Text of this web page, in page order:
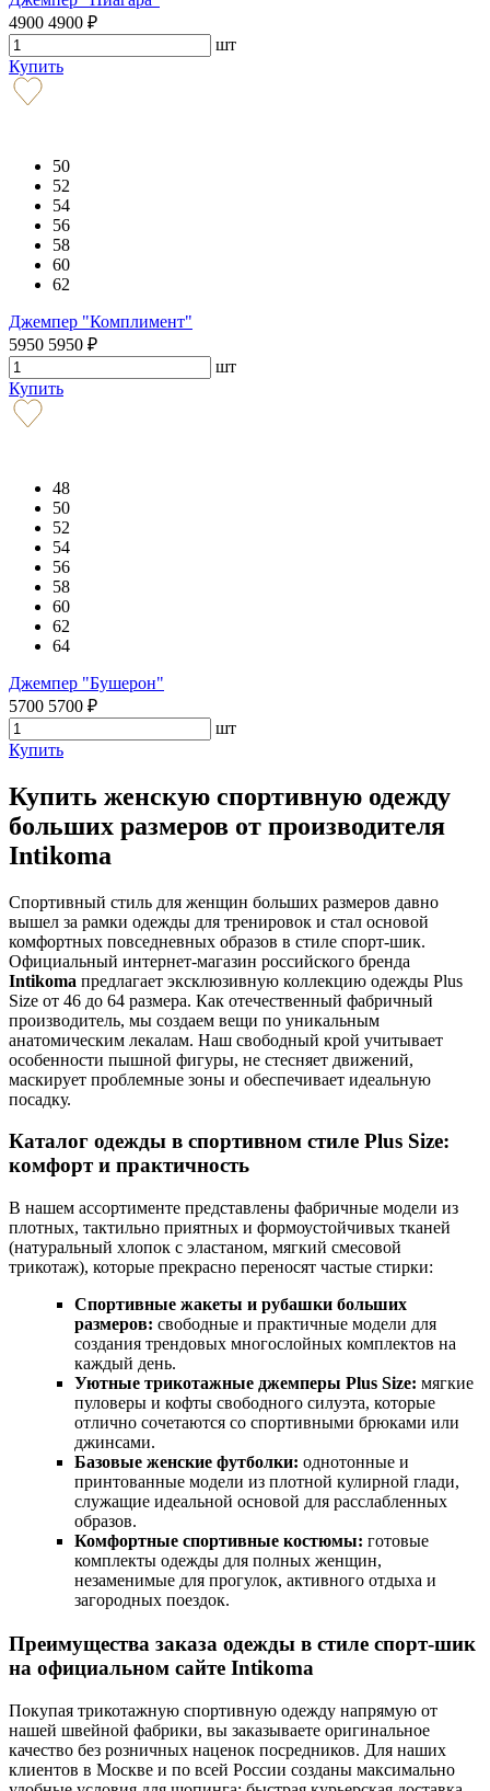
4900 4900 ₽
шт
Купить
50
52
54
56
58
60
62
Джемпер "Комплимент"
5950 5950 ₽
шт
Купить
48
50
52
54
56
58
60
62
64
Джемпер "Бушерон"
5700 5700 ₽
шт
Купить
Купить женскую спортивную одежду
больших размеров от производителя
Intikoma
Спортивный стиль для женщин больших размеров давно
вышел за рамки одежды для тренировок и стал основой
комфортных повседневных образов в стиле спорт-шик.
Официальный интернет-магазин российского бренда
Intikoma предлагает эксклюзивную коллекцию одежды Plus
Size от 46 до 64 размера. Как отечественный фабричный
производитель, мы создаем вещи по уникальным
анатомическим лекалам. Наш свободный крой учитывает
особенности пышной фигуры, не стесняет движений,
маскирует проблемные зоны и обеспечивает идеальную
посадку.
Каталог одежды в спортивном стиле Plus Size:
комфорт и практичность
В нашем ассортименте представлены фабричные модели из
плотных, тактильно приятных и формоустойчивых тканей
(натуральный хлопок с эластаном, мягкий смесовой
трикотаж), которые прекрасно переносят частые стирки:
Спортивные жакеты и рубашки больших
размеров: свободные и практичные модели для
создания трендовых многослойных комплектов на
каждый день.
Уютные трикотажные джемперы Plus Size: мягкие
пуловеры и кофты свободного силуэта, которые
отлично сочетаются со спортивными брюками или
джинсами.
Базовые женские футболки: однотонные и
принтованные модели из плотной кулирной глади,
служащие идеальной основой для расслабленных
образов.
Комфортные спортивные костюмы: готовые
комплекты одежды для полных женщин,
незаменимые для прогулок, активного отдыха и
загородных поездок.
Преимущества заказа одежды в стиле спорт-шик
на официальном сайте Intikoma
Покупая трикотажную спортивную одежду напрямую от
нашей швейной фабрики, вы заказываете оригинальное
качество без розничных наценок посредников. Для наших
клиентов в Москве и по всей России созданы максимально